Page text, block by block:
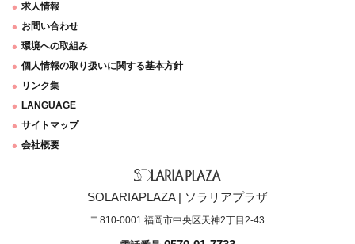
求人情報
お問い合わせ
環境への取組み
個人情報の取り扱いに関する基本方針
リンク集
LANGUAGE
サイトマップ
会社概要
SOLARIAPLAZA | ソラリアプラザ
〒810-0001 福岡市中央区天神2丁目2-43